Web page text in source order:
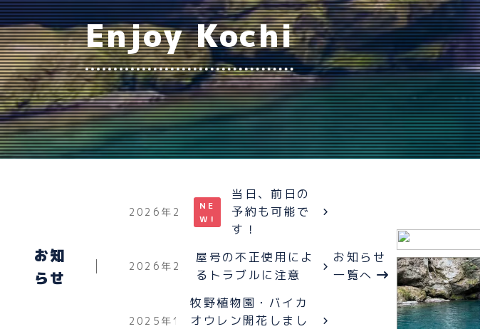
Enjoy Kochi
お知
らせ
2026年2月22日
NE
W!
当日、前日の
予約も可能で
す！
2026年2月21日
屋号の不正使用によ
るトラブルに注意
2025年12月8日
牧野植物園・バイカ
オウレン開花しまし
お知らせ
一覧へ